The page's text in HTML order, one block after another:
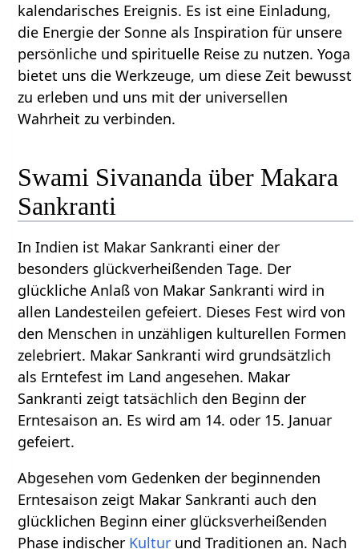
kalendarisches Ereignis. Es ist eine Einladung,
die Energie der Sonne als Inspiration für unsere
persönliche und spirituelle Reise zu nutzen. Yoga
bietet uns die Werkzeuge, um diese Zeit bewusst
zu erleben und uns mit der universellen
Wahrheit zu verbinden.
Swami Sivananda über Makara
Sankranti
In Indien ist Makar Sankranti einer der
besonders glückverheißenden Tage. Der
glückliche Anlaß von Makar Sankranti wird in
allen Landesteilen gefeiert. Dieses Fest wird von
den Menschen in unzähligen kulturellen Formen
zelebriert. Makar Sankranti wird grundsätzlich
als Erntefest im Land angesehen. Makar
Sankranti zeigt tatsächlich den Beginn der
Erntesaison an. Es wird am 14. oder 15. Januar
gefeiert.
Abgesehen vom Gedenken der beginnenden
Erntesaison zeigt Makar Sankranti auch den
glücklichen Beginn einer glücksverheißenden
Phase indischer Kultur und Traditionen an. Nach